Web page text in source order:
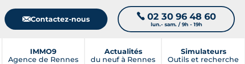
📧Contactez-nous 📞 02 30 96 48 60
lun.- sam. / 9h - 19h
IMMO9
Agence de Rennes
Actualités
du neuf à Rennes
Simulateurs
Outils et recherche